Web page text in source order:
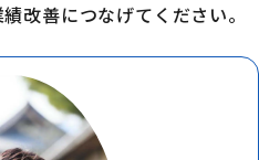
改善につなげてください。